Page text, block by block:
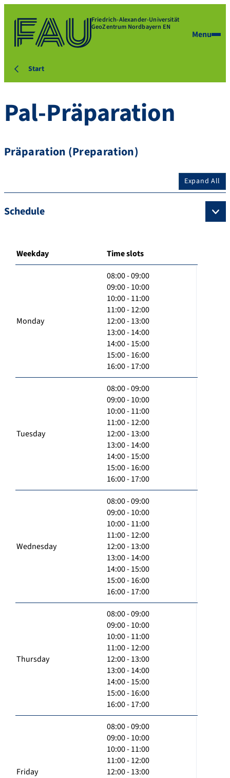
Friedrich-Alexander-Universität
GeoZentrum Nordbayern EN
Menu
Start
Pal-Präparation
Präparation (Preparation)
Expand All
Schedule
Weekday Time slots
Monday
08:00 - 09:00
09:00 - 10:00
10:00 - 11:00
11:00 - 12:00
12:00 - 13:00
13:00 - 14:00
14:00 - 15:00
15:00 - 16:00
16:00 - 17:00
Tuesday
08:00 - 09:00
09:00 - 10:00
10:00 - 11:00
11:00 - 12:00
12:00 - 13:00
13:00 - 14:00
14:00 - 15:00
15:00 - 16:00
16:00 - 17:00
Wednesday
08:00 - 09:00
09:00 - 10:00
10:00 - 11:00
11:00 - 12:00
12:00 - 13:00
13:00 - 14:00
14:00 - 15:00
15:00 - 16:00
16:00 - 17:00
Thursday
08:00 - 09:00
09:00 - 10:00
10:00 - 11:00
11:00 - 12:00
12:00 - 13:00
13:00 - 14:00
14:00 - 15:00
15:00 - 16:00
16:00 - 17:00
Friday
08:00 - 09:00
09:00 - 10:00
10:00 - 11:00
11:00 - 12:00
12:00 - 13:00